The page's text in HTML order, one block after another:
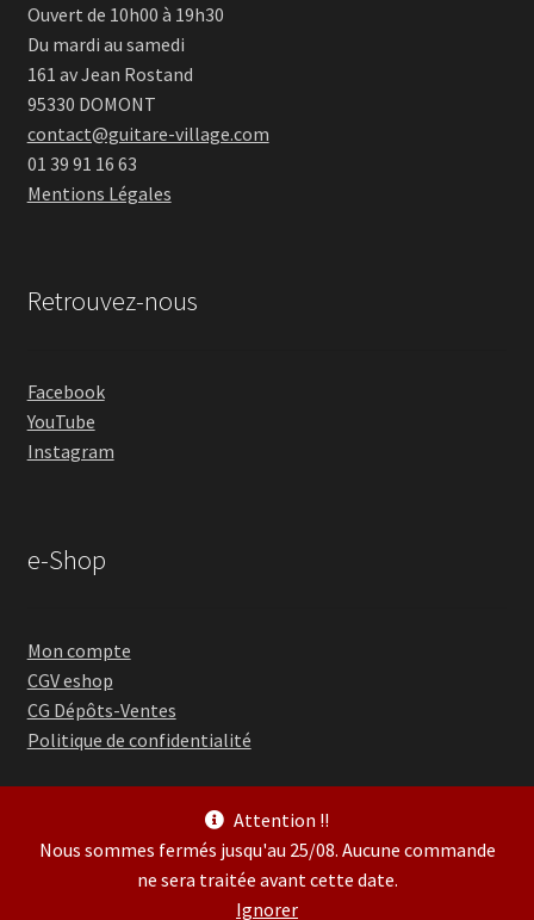
Attention !!
Nous sommes fermés jusqu'au 25/08. Aucune commande
ne sera traitée avant cette date.
Ignorer
Ouvert de 10h00 à 19h30
Du mardi au samedi
161 av Jean Rostand
95330 DOMONT
contact@guitare-village.com
01 39 91 16 63
Mentions Légales
Retrouvez-nous
Facebook
YouTube
Instagram
e-Shop
Mon compte
CGV eshop
CG Dépôts-Ventes
Politique de confidentialité
© Guitare Village 2026